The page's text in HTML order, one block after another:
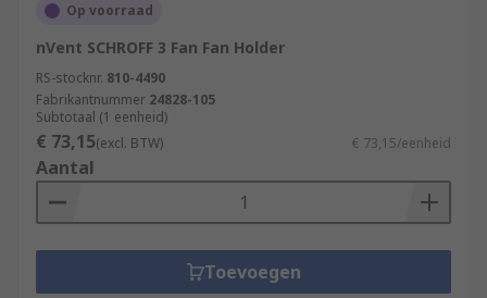
Op voorraad
nVent SCHROFF 3 Fan Fan Holder
RS-stocknr. 810-4490
Fabrikantnummer 24828-105
Subtotaal (1 eenheid)
€ 73,15(excl. BTW) € 73,15/eenheid
Aantal
Toevoegen